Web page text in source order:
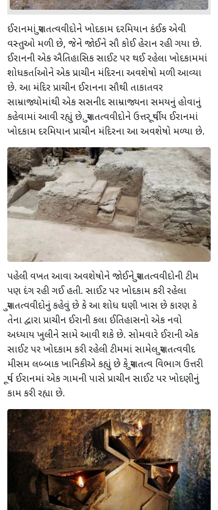
ઈરાનમાં પુરાતત્વવીદોને ખોદકામ દરમિયાન કંઈક એવી
વસ્તુઓ મળી છે, જેને જોઈને સૌ કોઈ હેરાન રહી ગયા છે.
ઈરાનની એક ઐતિહાસિક સાઈટ પર થઈ રહેલા ખોદકામમાં
શોધકર્તાઓને એક પ્રાચીન મંદિરના અવશેષો મળી આવ્યા
છે. આ મંદિર પ્રાચીન ઈરાનના સૌથી તાકાતવર
સામ્રાજ્યોમાંથી એક સસનીદ સામ્રાજ્યના સમયનું હોવાનું
કહેવામાં આવી રહ્યું છે. પુરાતત્વવીદોને ઉત્તર પૂર્વીય ઈરાનમાં
ખોદકામ દરમિયાન પ્રાચીન મંદિરના આ અવશેષો મળ્યા છે.
પહેલી વખત આવા અવશેષોને જોઈને પુરાતત્વવીદોની ટીમ
પણ દંગ રહી ગઈ હતી. સાઈટ પર ખોદકામ કરી રહેલા
પુરાતત્વવીદોનું કહેવું છે કે આ શોધ ઘણી ખાસ છે કારણ કે
તેના દ્વારા પ્રાચીન ઈરાની કલા ઈતિહાસનો એક નવો
અધ્યાય ખુલીને સામે આવી શકે છે. સોમવારે ઈરાની એક
સાઈટ પર ખોદકામ કરી રહેલી ટીમમાં સામેલ પુરાતત્વવીદ
મીસમ લબ્બાક ખાનિકીએ કહ્યું છે કે પુરાતત્વ વિભાગ ઉત્તરી
પૂર્વ ઈરાનમાં એક ગામની પાસે પ્રાચીન સાઈટ પર ખોદણીનું
કામ કરી રહ્યા છે.